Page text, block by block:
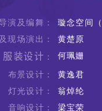
演及编舞：
璇念空间
现场演出：
黄楚原
服装设计 ：
何珮姗
布景设计：
黄逸君
灯光设计：
翁焯纶
音响设计：
梁宝荣